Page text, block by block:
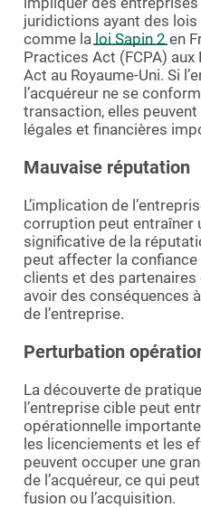
juridictions ayant des
comme la loi Sapin 2 en
Practices Act (FCPA)
Act au Royaume-Uni. Si
l’acquéreur ne se
transaction, elles
légales et financières
Mauvaise réputation
L’implication de
corruption peut entraîner
significative de la
peut affecter la
clients et des
avoir des conséquences
de l’entreprise.
Perturbation
La découverte de
l’entreprise cible peut
opérationnelle
les licenciements et les
peuvent occuper une
de l’acquéreur, ce qui
fusion ou l’acquisition.